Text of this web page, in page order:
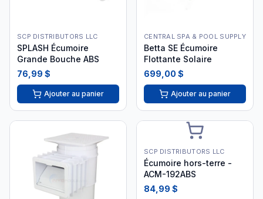
SCP DISTRIBUTORS LLC
SPLASH Écumoire
Grande Bouche ABS
76,99 $
Ajouter au panier
CENTRAL SPA & POOL SUPPLY
Betta SE Écumoire
Flottante Solaire
699,00 $
Ajouter au panier
SCP DISTRIBUTORS LLC
Écumoire hors-terre -
ACM-192ABS
84,99 $